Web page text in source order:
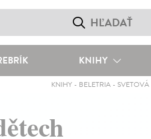
KNIHY
KNIHY - BELETRIA - SVETOVÁ